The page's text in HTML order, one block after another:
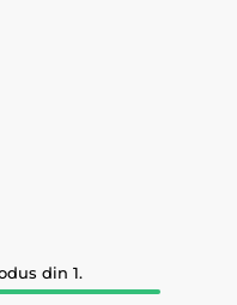
din 1.